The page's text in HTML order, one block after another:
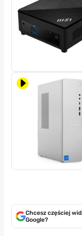
Chcesz częściej
Google?